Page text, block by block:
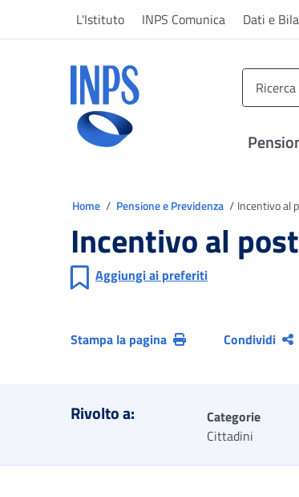
L'Istituto INPS Comunica Dati e
Home Pensione e Previdenza Incentivo al
Incentivo al
Aggiungi ai preferiti
Stampa la pagina Condividi
Rivolto a:
Categorie
Cittadini